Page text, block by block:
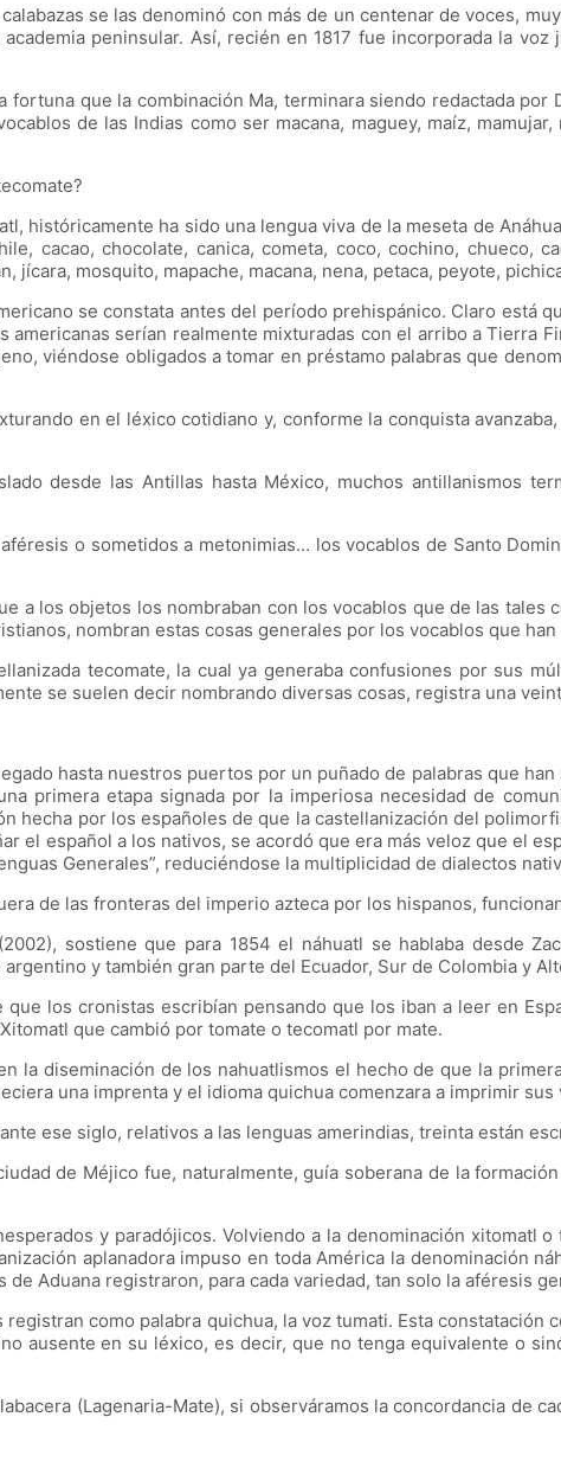
se las denominó con más de un centenar de voces,
peninsular. Así, recién en 1817 fue incorporada la
que la combinación Ma, terminara siendo redactada
de las Indias como ser macana, maguey, maíz,
históricamente ha sido una lengua viva de la meseta de
cacao, chocolate, canica, cometa, coco, cochino, chueco,
jícara, mosquito, mapache, macana, nena, petaca, peyote,
se constata antes del período prehispánico. Claro está
serían realmente mixturadas con el arribo a Tierra
viéndose obligados a tomar en préstamo palabras que
en el léxico cotidiano y, conforme la conquista
desde las Antillas hasta México, muchos antillanismos
o sometidos a metonimias… los vocablos de Santo
a los objetos los nombraban con los vocablos que de las
nombran estas cosas generales por los vocablos que
tecomate, la cual ya generaba confusiones por sus
se suelen decir nombrando diversas cosas, registra una
hasta nuestros puertos por un puñado de palabras que
primera etapa signada por la imperiosa necesidad de
hecha por los españoles de que la castellanización del
el español a los nativos, se acordó que era más veloz que el
Generales”, reduciéndose la multiplicidad de dialectos
de las fronteras del imperio azteca por los hispanos,
sostiene que para 1854 el náhuatl se hablaba desde
y también gran parte del Ecuador, Sur de Colombia y
los cronistas escribían pensando que los iban a leer en
que cambió por tomate o tecomatl por mate.
la diseminación de los nahuatlismos el hecho de que la
una imprenta y el idioma quichua comenzara a imprimir sus
ese siglo, relativos a las lenguas amerindias, treinta están
de Méjico fue, naturalmente, guía soberana de la
y paradójicos. Volviendo a la denominación
aplanadora impuso en toda América la denominación
Aduana registraron, para cada variedad, tan solo la aféresis
como palabra quichua, la voz tumati. Esta
ausente en su léxico, es decir, que no tenga equivalente o
(Lagenaria-Mate), si observáramos la concordancia de